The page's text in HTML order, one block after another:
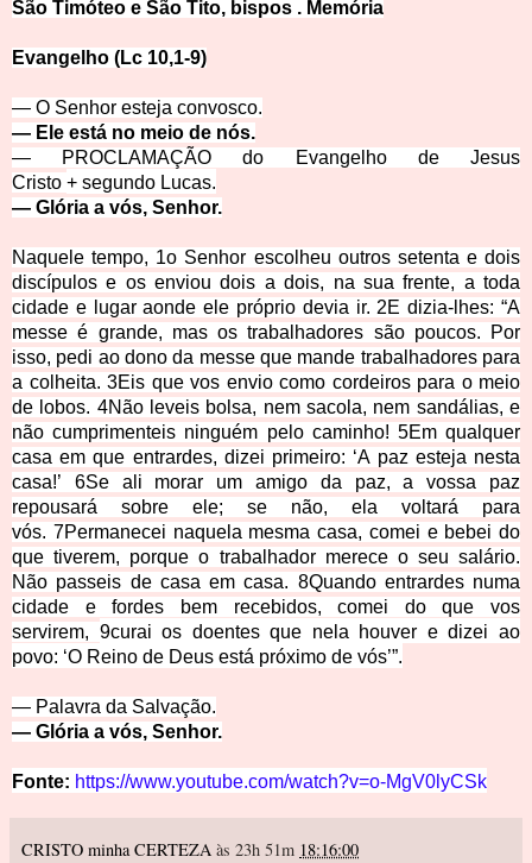
São Timóteo e São Tito, bispos . Memória
Evangelho (Lc 10,1-9)
— O Senhor esteja convosco.
— Ele está no meio de nós.
— PROCLAMAÇÃO do Evangelho de Jesus
Cristo + segundo Lucas.
— Glória a vós, Senhor.
Naquele tempo, 1o Senhor escolheu outros setenta e dois
discípulos e os enviou dois a dois, na sua frente, a toda
cidade e lugar aonde ele próprio devia ir. 2E dizia-lhes: “A
messe é grande, mas os trabalhadores são poucos. Por
isso, pedi ao dono da messe que mande trabalhadores para
a colheita. 3Eis que vos envio como cordeiros para o meio
de lobos. 4Não leveis bolsa, nem sacola, nem sandálias, e
não cumprimenteis ninguém pelo caminho! 5Em qualquer
casa em que entrardes, dizei primeiro: ‘A paz esteja nesta
casa!’ 6Se ali morar um amigo da paz, a vossa paz
repousará sobre ele; se não, ela voltará para
vós. 7Permanecei naquela mesma casa, comei e bebei do
que tiverem, porque o trabalhador merece o seu salário.
Não passeis de casa em casa. 8Quando entrardes numa
cidade e fordes bem recebidos, comei do que vos
servirem, 9curai os doentes que nela houver e dizei ao
povo: ‘O Reino de Deus está próximo de vós’”.
— Palavra da Salvação.
— Glória a vós, Senhor.
Fonte: https://www.youtube.com/watch?v=o-MgV0lyCSk
CRISTO minha CERTEZA às 23h 51m 18:16:00